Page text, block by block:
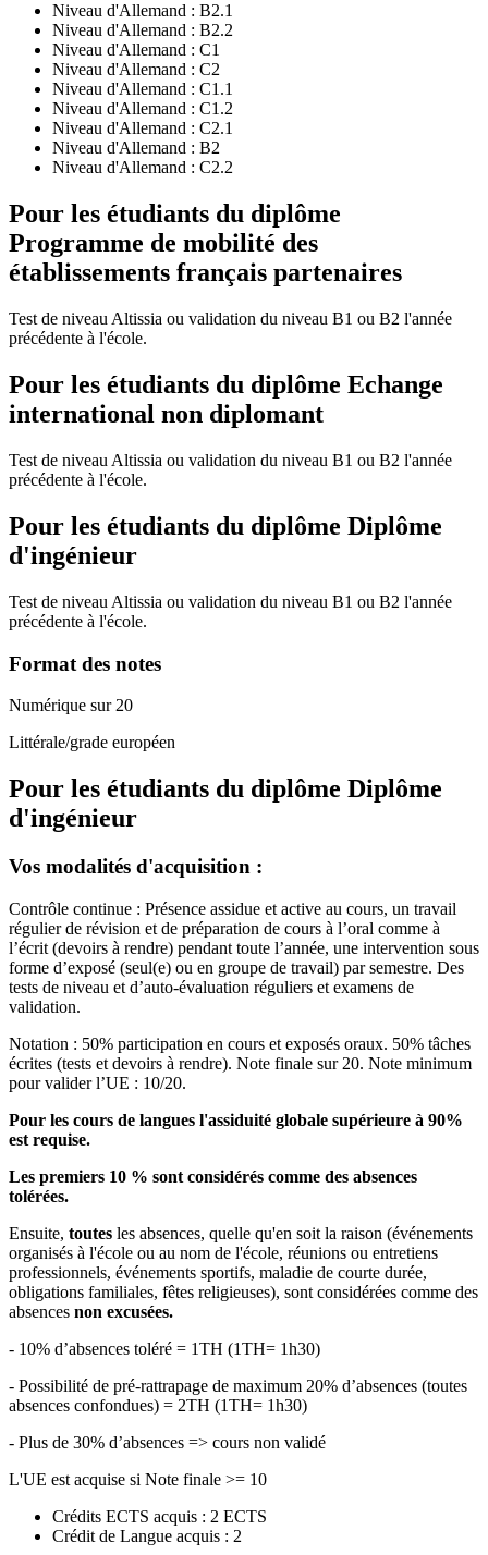
Niveau d'Allemand : B2.1
Niveau d'Allemand : B2.2
Niveau d'Allemand : C1
Niveau d'Allemand : C2
Niveau d'Allemand : C1.1
Niveau d'Allemand : C1.2
Niveau d'Allemand : C2.1
Niveau d'Allemand : B2
Niveau d'Allemand : C2.2
Pour les étudiants du diplôme
Programme de mobilité des
établissements français partenaires
Test de niveau Altissia ou validation du niveau B1 ou B2 l'année
précédente à l'école.
Pour les étudiants du diplôme Echange
international non diplomant
Test de niveau Altissia ou validation du niveau B1 ou B2 l'année
précédente à l'école.
Pour les étudiants du diplôme Diplôme
d'ingénieur
Test de niveau Altissia ou validation du niveau B1 ou B2 l'année
précédente à l'école.
Format des notes
Numérique sur 20
Littérale/grade européen
Pour les étudiants du diplôme Diplôme
d'ingénieur
Vos modalités d'acquisition :
Contrôle continue : Présence assidue et active au cours, un travail
régulier de révision et de préparation de cours à l’oral comme à
l’écrit (devoirs à rendre) pendant toute l’année, une intervention sous
forme d’exposé (seul(e) ou en groupe de travail) par semestre. Des
tests de niveau et d’auto-évaluation réguliers et examens de
validation.
Notation : 50% participation en cours et exposés oraux. 50% tâches
écrites (tests et devoirs à rendre). Note finale sur 20. Note minimum
pour valider l’UE : 10/20.
Pour les cours de langues l'assiduité globale supérieure à 90%
est requise.
Les premiers 10 % sont considérés comme des absences
tolérées.
Ensuite, toutes les absences, quelle qu'en soit la raison (événements
organisés à l'école ou au nom de l'école, réunions ou entretiens
professionnels, événements sportifs, maladie de courte durée,
obligations familiales, fêtes religieuses), sont considérées comme des
absences non excusées.
- 10% d’absences toléré = 1TH (1TH= 1h30)
- Possibilité de pré-rattrapage de maximum 20% d’absences (toutes
absences confondues) = 2TH (1TH= 1h30)
- Plus de 30% d’absences => cours non validé
L'UE est acquise si Note finale >= 10
Crédits ECTS acquis : 2 ECTS
Crédit de Langue acquis : 2